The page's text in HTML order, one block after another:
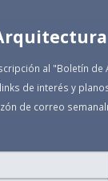
al "Boletín
de interés y
de correo